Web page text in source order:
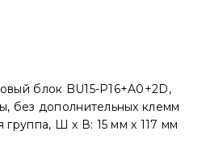
блок BU15-P16+A0+2D,
без дополнительных клемм
группа, Ш x В: 15 мм x 117 мм